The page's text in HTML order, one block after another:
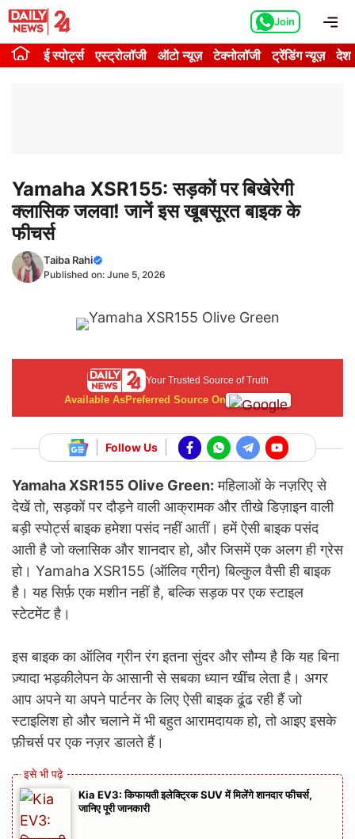
Skip
content
Join
ई स्पोर्ट्स एस्ट्रोलॉजी ऑटो न्यूज़ टेक्नोलॉजी ट्रेंडिंग न्यूज़ देश
Yamaha XSR155: सड़कों पर बिखेरेगी
क्लासिक जलवा! जानें इस खूबसूरत बाइक के
फीचर्स
Taiba Rahi
Published on: June 5, 2026
Your Trusted Source of Truth
Available AsPreferred Source On
Follow Us
Yamaha XSR155 Olive Green: महिलाओं के नज़रिए से
देखें तो, सड़कों पर दौड़ने वाली आक्रामक और तीखे डिज़ाइन वाली
बड़ी स्पोर्ट्स बाइक हमेशा पसंद नहीं आतीं। हमें ऐसी बाइक पसंद
आती है जो क्लासिक और शानदार हो, और जिसमें एक अलग ही ग्रेस
हो। Yamaha XSR155 (ऑलिव ग्रीन) बिल्कुल वैसी ही बाइक
है। यह सिर्फ़ एक मशीन नहीं है, बल्कि सड़क पर एक स्टाइल
स्टेटमेंट है।
इस बाइक का ऑलिव ग्रीन रंग इतना सुंदर और सौम्य है कि यह बिना
ज़्यादा भड़कीलेपन के आसानी से सबका ध्यान खींच लेता है। अगर
आप अपने या अपने पार्टनर के लिए ऐसी बाइक ढूंढ रही हैं जो
स्टाइलिश हो और चलाने में भी बहुत आरामदायक हो, तो आइए इसके
फ़ीचर्स पर एक नज़र डालते हैं।
Kia EV3: किफायती इलेक्ट्रिक SUV में मिलेंगे शानदार फीचर्स,
जानिए पूरी जानकारी